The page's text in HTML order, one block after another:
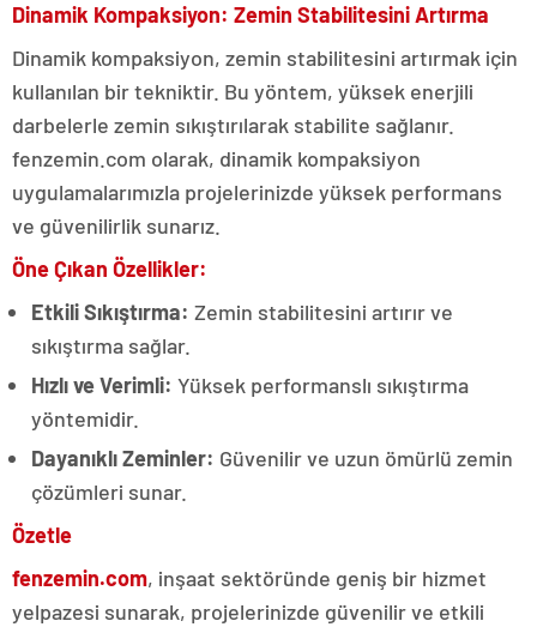
Dinamik Kompaksiyon: Zemin Stabilitesini Artırma
Dinamik kompaksiyon, zemin stabilitesini artırmak için
kullanılan bir tekniktir. Bu yöntem, yüksek enerjili
darbelerle zemin sıkıştırılarak stabilite sağlanır.
fenzemin.com olarak, dinamik kompaksiyon
uygulamalarımızla projelerinizde yüksek performans
ve güvenilirlik sunarız.
Öne Çıkan Özellikler:
Etkili Sıkıştırma: Zemin stabilitesini artırır ve
sıkıştırma sağlar.
Hızlı ve Verimli: Yüksek performanslı sıkıştırma
yöntemidir.
Dayanıklı Zeminler: Güvenilir ve uzun ömürlü zemin
çözümleri sunar.
Özetle
fenzemin.com, inşaat sektöründe geniş bir hizmet
yelpazesi sunarak, projelerinizde güvenilir ve etkili